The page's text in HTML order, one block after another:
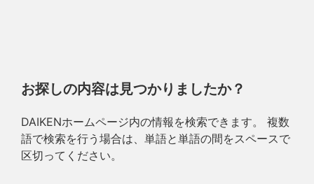
お探しの内容は見つかりましたか？
DAIKENホームページ内の情報を検索できます。 複数
語で検索を行う場合は、単語と単語の間をスペースで
区切ってください。